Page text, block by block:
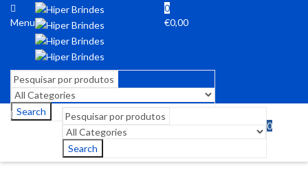
Menu
0
€0,00
Search
Search
0